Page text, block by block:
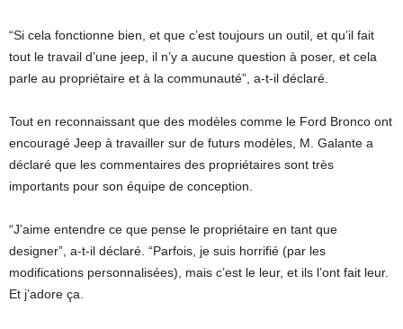
“Si cela fonctionne bien, et que c’est toujours un outil, et qu’il fait
tout le travail d’une jeep, il n’y a aucune question à poser, et cela
parle au propriétaire et à la communauté”, a-t-il déclaré.
Tout en reconnaissant que des modèles comme le Ford Bronco ont
encouragé Jeep à travailler sur de futurs modèles, M. Galante a
déclaré que les commentaires des propriétaires sont très
importants pour son équipe de conception.
“J’aime entendre ce que pense le propriétaire en tant que
designer”, a-t-il déclaré. “Parfois, je suis horrifié (par les
modifications personnalisées), mais c’est le leur, et ils l’ont fait leur.
Et j’adore ça.